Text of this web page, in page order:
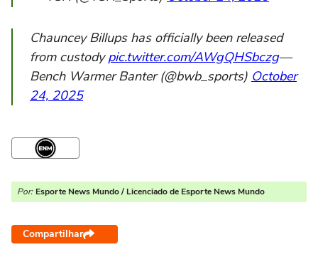
Chauncey Billups has officially been released
from custodypic.twitter.com/AWgQHSbczg—
Bench Warmer Banter (@bwb_sports) October
24, 2025
Por: Esporte News Mundo / Licenciado de Esporte News Mundo
Compartilhar